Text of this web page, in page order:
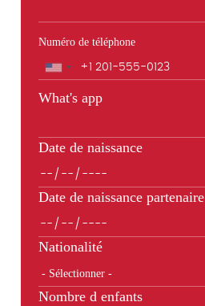
Numéro de téléphone
Téléphone
What's app
Date de naissance
Date de naissance partenaire
Nationalité
Nombre d enfants